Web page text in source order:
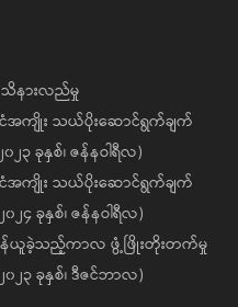
နားလည်မှု
အကျိုး သယ်ပိုးဆောင်ရွက်ချက်
၂၃ ခုနှစ်၊ ဇန်နဝါရီလ)
အကျိုး သယ်ပိုးဆောင်ရွက်ချက်
၂၄ ခုနှစ်၊ ဇန်နဝါရီလ)
ဝန်ယူခဲ့သည့်ကာလ ဖွံ့ဖြိုးတိုးတက်မှု
၀၂၃ ခုနှစ်၊ ဒီဇင်ဘာလ)